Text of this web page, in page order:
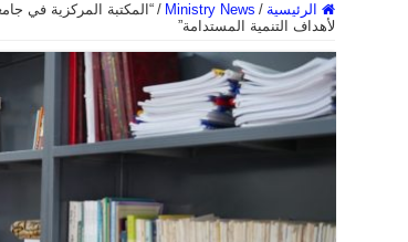
الرئيسية /
Ministry News
/ “المكتبة المركزية في
لأهداف التنمية المستدامة”